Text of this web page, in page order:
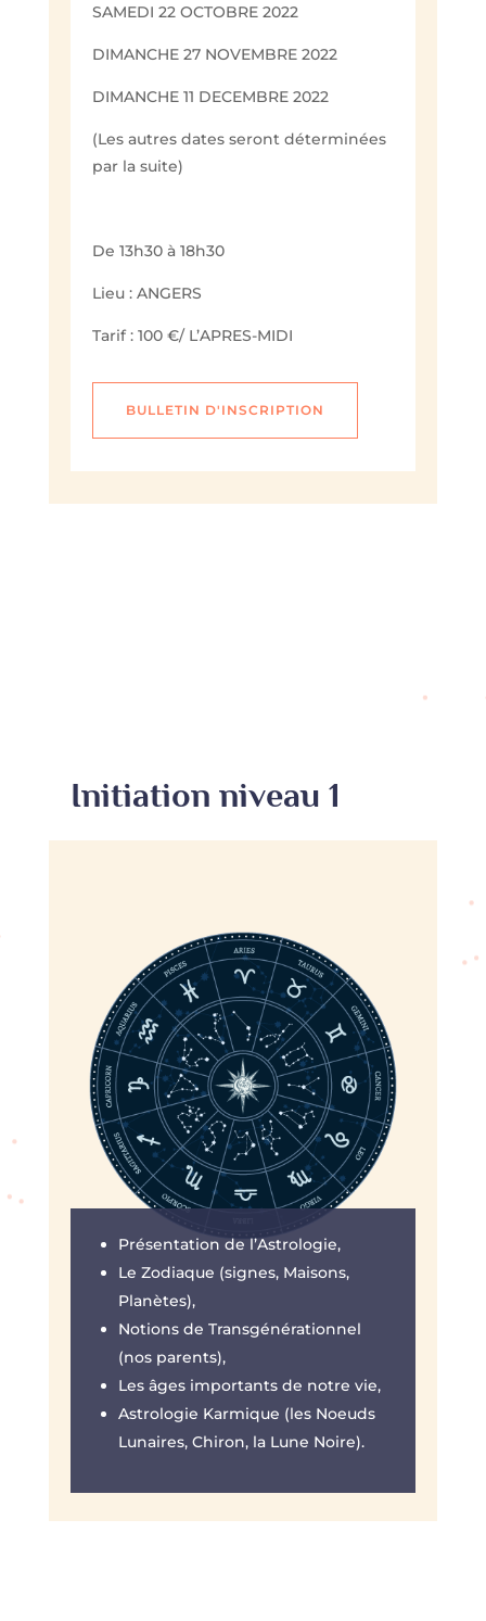
SAMEDI 22 OCTOBRE 2022
DIMANCHE 27 NOVEMBRE 2022
DIMANCHE 11 DECEMBRE 2022
(Les autres dates seront déterminées
par la suite)
De 13h30 à 18h30
Lieu : ANGERS
Tarif : 100 €/ L’APRES-MIDI
BULLETIN D'INSCRIPTION
Initiation niveau 1
Présentation de l’Astrologie,
Le Zodiaque (signes, Maisons,
Planètes),
Notions de Transgénérationnel
(nos parents),
Les âges importants de notre vie,
Astrologie Karmique (les Noeuds
Lunaires, Chiron, la Lune Noire).